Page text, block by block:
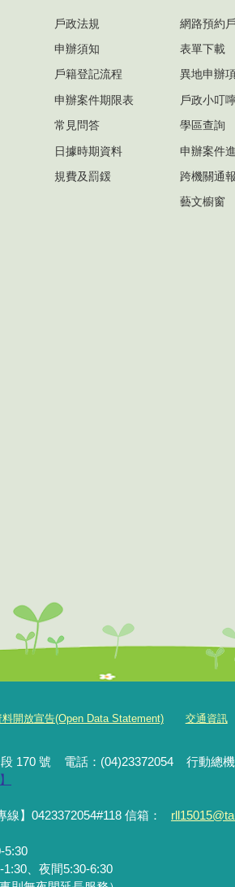
戶政法規
申辦須知
戶籍登記流程
申辦案件期限表
常見問答
日據時期資料
規費及罰鍰
網路預約
表單下載
異地申辦
戶政小叮
學區查詢
申辦案件
跨機關通
藝文櫥窗
開放宣告(Open Data Statement) 交通資訊
段 170 號 電話：(04)23372054 行動總機
】0423372054#118 信箱：
5:30
、夜間5:30-6:30